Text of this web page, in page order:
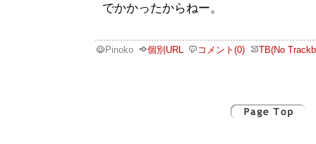
でかかったからねー。
Pinoko 個別URL コメント(0) TB(No